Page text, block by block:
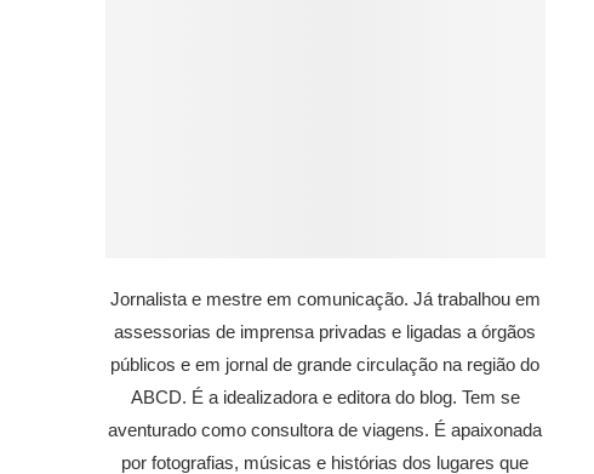
Jornalista e mestre em comunicação. Já trabalhou em
assessorias de imprensa privadas e ligadas a órgãos
públicos e em jornal de grande circulação na região do
ABCD. É a idealizadora e editora do blog. Tem se
aventurado como consultora de viagens. É apaixonada
por fotografias, músicas e histórias dos lugares que